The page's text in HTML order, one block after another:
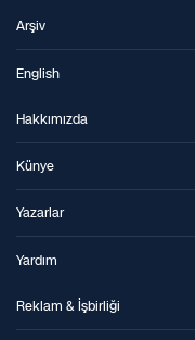
Arşiv
English
Hakkımızda
Künye
Yazarlar
Yardım
Reklam & İşbirliği